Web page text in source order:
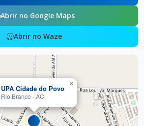
Abrir no Google Maps
Abrir no Waze
UPA Cidade do Povo
Rio Branco - AC
×